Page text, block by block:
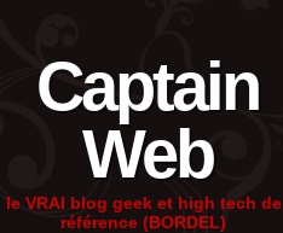
Captain
Web
le VRAI blog geek et high tech de
référence (BORDEL)